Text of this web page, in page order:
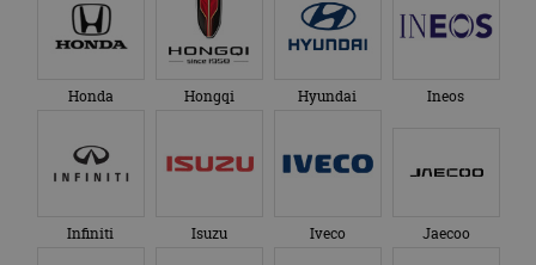
Honda Hongqi Hyundai Ineos
Infiniti Isuzu Iveco Jaecoo